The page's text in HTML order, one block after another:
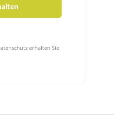
erhalten Sie